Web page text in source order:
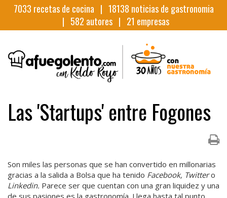
7033 recetas de cocina | 18138 noticias de gastronomia
| 582 autores | 21 empresas
Las 'Startups' entre Fogones
Son miles las personas que se han convertido en millonarias
gracias a la salida a Bolsa que ha tenido Facebook, Twittero
Linkedin. Parece ser que cuentan con una gran liquidez y una
de sus pasiones es la gastronomía. Llega hasta tal punto